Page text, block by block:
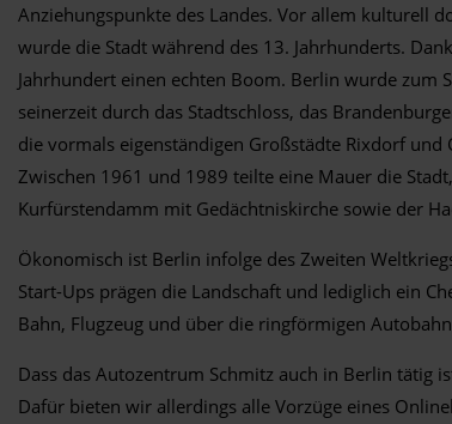
Anziehungspunkte des Landes. Vor allem kulturell
wurde die Stadt während des 13. Jahrhunderts.
Jahrhundert einen echten Boom. Berlin wurde zum
seinerzeit durch das Stadtschloss, das
die vormals eigenständigen Großstädte Rixdorf
Zwischen 1961 und 1989 teilte eine Mauer die
Kurfürstendamm mit Gedächtniskirche sowie der
Ökonomisch ist Berlin infolge des Zweiten
Start-Ups prägen die Landschaft und lediglich ein
Bahn, Flugzeug und über die ringförmigen
Dass das Autozentrum Schmitz auch in Berlin tätig
Dafür bieten wir allerdings alle Vorzüge eines